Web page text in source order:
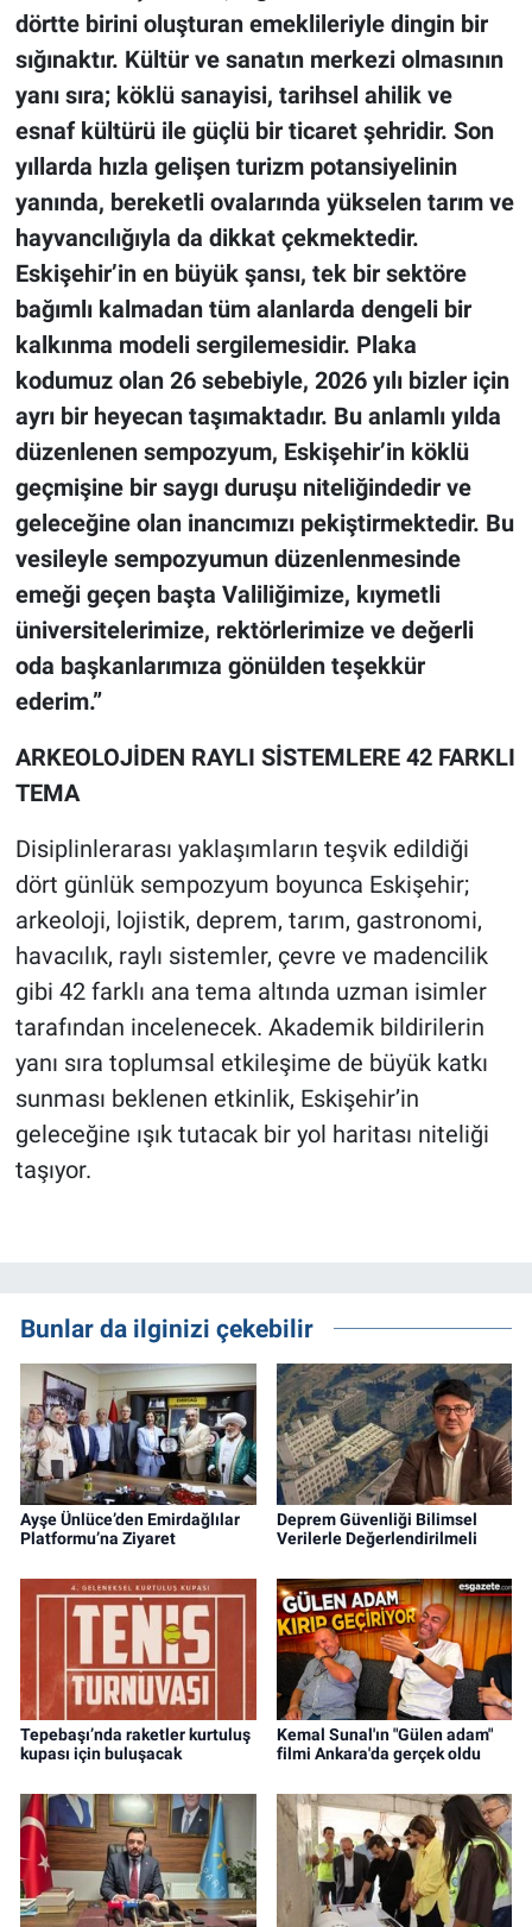
dörtte birini oluşturan emeklileriyle dingin bir
sığınaktır. Kültür ve sanatın merkezi olmasının
yanı sıra; köklü sanayisi, tarihsel ahilik ve
esnaf kültürü ile güçlü bir ticaret şehridir. Son
yıllarda hızla gelişen turizm potansiyelinin
yanında, bereketli ovalarında yükselen tarım ve
hayvancılığıyla da dikkat çekmektedir.
Eskişehir’in en büyük şansı, tek bir sektöre
bağımlı kalmadan tüm alanlarda dengeli bir
kalkınma modeli sergilemesidir. Plaka
kodumuz olan 26 sebebiyle, 2026 yılı bizler için
ayrı bir heyecan taşımaktadır. Bu anlamlı yılda
düzenlenen sempozyum, Eskişehir’in köklü
geçmişine bir saygı duruşu niteliğindedir ve
geleceğine olan inancımızı pekiştirmektedir. Bu
vesileyle sempozyumun düzenlenmesinde
emeği geçen başta Valiliğimize, kıymetli
üniversitelerimize, rektörlerimize ve değerli
oda başkanlarımıza gönülden teşekkür
ederim.”
ARKEOLOJİDEN RAYLI SİSTEMLERE 42 FARKLI
TEMA
Disiplinlerarası yaklaşımların teşvik edildiği
dört günlük sempozyum boyunca Eskişehir;
arkeoloji, lojistik, deprem, tarım, gastronomi,
havacılık, raylı sistemler, çevre ve madencilik
gibi 42 farklı ana tema altında uzman isimler
tarafından incelenecek. Akademik bildirilerin
yanı sıra toplumsal etkileşime de büyük katkı
sunması beklenen etkinlik, Eskişehir’in
geleceğine ışık tutacak bir yol haritası niteliği
taşıyor.
Bunlar da ilginizi çekebilir
Ayşe Ünlüce’den Emirdağlılar
Platformu’na Ziyaret
Deprem Güvenliği Bilimsel
Verilerle Değerlendirilmeli
Tepebaşı’nda raketler kurtuluş
kupası için buluşacak
Kemal Sunal'ın "Gülen adam"
filmi Ankara'da gerçek oldu